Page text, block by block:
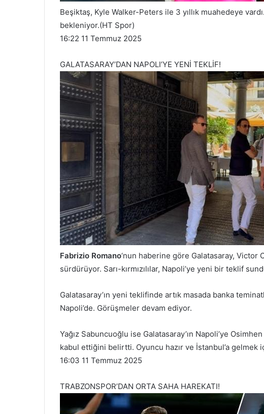
Beşiktaş, Kyle Walker-Peters ile 3 yıllık muahedeye
bekleniyor.(HT Spor)
16:22 11 Temmuz 2025
GALATASARAY’DAN NAPOLI’YE YENİ TEKLİF!
Fabrizio Romano‘nun haberine göre Galatasaray,
sürdürüyor. Sarı-kırmızılılar, Napoli’ye yeni bir teklif
Galatasaray’ın yeni teklifinde artık masada banka
Napoli’de. Görüşmeler devam ediyor.
Yağız Sabuncuoğlu ise Galatasaray’ın Napoli’ye
kabul ettiğini belirtti. Oyuncu hazır ve İstanbul’a gelmek
16:03 11 Temmuz 2025
TRABZONSPOR’DAN ORTA SAHA HAREKATI!